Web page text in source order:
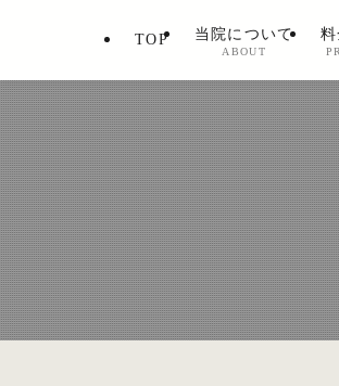
TOP 当院について
ABOUT